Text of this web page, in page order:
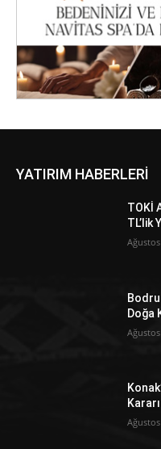
YATIRIM HABERLERİ
TOKİ
TL’lik
Doğa